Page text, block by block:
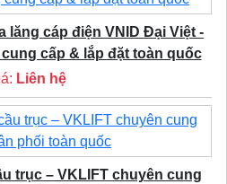
lăng cáp điện VNID Đại Việt -
cấp & lắp đặt toàn quốc
Liên hệ
trục – VKLIFT chuyên cung